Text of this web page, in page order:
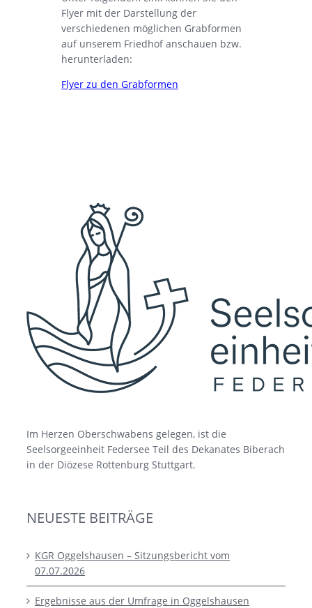
Flyer mit der Darstellung der
verschiedenen möglichen Grabformen
auf unserem Friedhof anschauen bzw.
herunterladen:
Flyer zu den Grabformen
Im Herzen Oberschwabens gelegen, ist die
Seelsorgeeinheit Federsee Teil des Dekanates Biberach
in der Diözese Rottenburg Stuttgart.
NEUESTE BEITRÄGE
KGR Oggelshausen – Sitzungsbericht vom
07.07.2026
Ergebnisse aus der Umfrage in Oggelshausen